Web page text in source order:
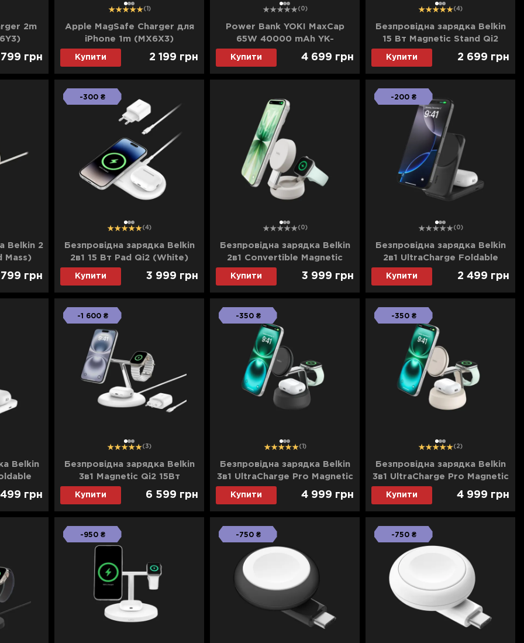
2m
грн
12 3 (1)
Apple MagSafe Charger для
iPhone 1m (MX6X3)
Купити 2 199 грн
12 3 (0)
Power Bank YOKI MaxCap
65W 40000 mAh YK-
PMC4061 (Black)
Купити 4 699 грн
12 3 (4)
Безпровідна зарядка Belkin
15 Вт Magnetic Stand Qi2
(Black)
Купити 2 699 грн
Belkin 2
Mass)
грн
12 3
-300 ₴
(4)
Безпровідна зарядка Belkin
2в1 15 Вт Pad Qi2 (White)
Купити 3 999 грн
12 3 (0)
Безпровідна зарядка Belkin
2в1 Convertible Magnetic
Charging 25Вт Dock (Sand)
Купити 3 999 грн
12 3
-200 ₴
(0)
Безпровідна зарядка Belkin
2в1 UltraCharge Foldable
Magnetic Charging 25Вт
Купити 2 499 грн
Belkin
25Вт
грн
12 3
-1 600 ₴
(3)
Безпровідна зарядка Belkin
3в1 Magnetic Qi2 15Вт
(White)
Купити 6 599 грн
12 3
-350 ₴
(1)
Безпровідна зарядка Belkin
3в1 UltraCharge Pro Magnetic
Charging 25Вт Dock
Купити 4 999 грн
12 3
-350 ₴
(2)
Безпровідна зарядка Belkin
3в1 UltraCharge Pro Magnetic
Charging 25Вт Dock (Sand)
Купити 4 999 грн
-950 ₴ -750 ₴ -750 ₴